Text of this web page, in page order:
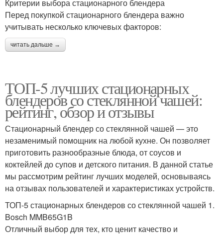
Критерии выбора стационарного блендера
Перед покупкой стационарного блендера важно
учитывать несколько ключевых факторов:
читать дальше →
ТОП-5 лучших стационарных
блендеров со стеклянной чашей:
рейтинг, обзор и отзывы
Стационарный блендер со стеклянной чашей — это
незаменимый помощник на любой кухне. Он позволяет
приготовить разнообразные блюда, от соусов и
коктейлей до супов и детского питания. В данной статье
мы рассмотрим рейтинг лучших моделей, основываясь
на отзывах пользователей и характеристиках устройств.
ТОП-5 стационарных блендеров со стеклянной чашей 1.
Bosch MMB65G1B
Отличный выбор для тех, кто ценит качество и